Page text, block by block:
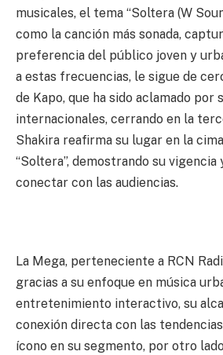
musicales, el tema “Soltera (W
como la canción más sonada,
preferencia del público joven y
a estas frecuencias, le sigue de
de Kapo, que ha sido aclamado por
internacionales, cerrando en la
Shakira reafirma su lugar en la
“Soltera”, demostrando su vigencia
conectar con las audiencias.
La Mega, perteneciente a RCN
gracias a su enfoque en música
entretenimiento interactivo, su
conexión directa con las
ícono en su segmento, por otro